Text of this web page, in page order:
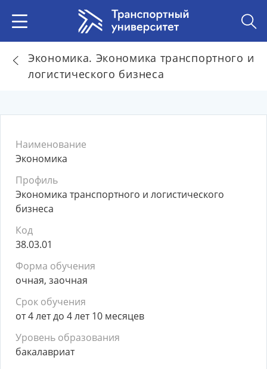
Экономика. Экономика транспортного и
логистического бизнеса
Наименование
Экономика
Профиль
Экономика транспортного и логистического
бизнеса
Код
38.03.01
Форма обучения
очная, заочная
Срок обучения
от 4 лет до 4 лет 10 месяцев
Уровень образования
бакалавриат